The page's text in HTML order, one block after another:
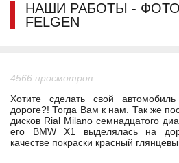
НАШИ РАБОТЫ -
FELGEN
4566 просмотров
Хотите сделать свой
дороге?! Тогда Вам к нам. Так же
дисков Rial Milano семнадцатого
его BMW X1 выделялась на
качестве покраски красный